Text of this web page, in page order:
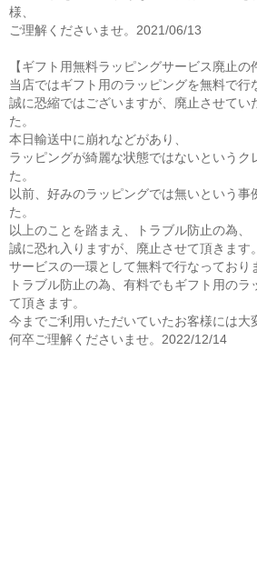
様、
ご理解くださいませ。2021/06/13
【ギフト用無料ラッピングサービス廃止の
当店ではギフト用のラッピングを無料で行
誠に恐縮ではございますが、廃止させてい
た。
本日輸送中に崩れなどがあり、
ラッピングが綺麗な状態ではないというク
た。
以前、好みのラッピングでは無いという事
た。
以上のことを踏まえ、トラブル防止の為、
誠に恐れ入りますが、廃止させて頂きます。
サービスの一環として無料で行なっており
トラブル防止の為、有料でもギフト用の
て頂きます。
今までご利用いただいていたお客様には大
何卒ご理解くださいませ。2022/12/14